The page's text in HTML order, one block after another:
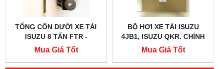
TỔNG CÔN DƯỚI XE TẢI
ISUZU 8 TẤN FTR -
1475700503
Mua Giá Tốt
BỘ HƠI XE TẢI ISUZU
4JB1, ISUZU QKR. CHÍNH
HÃNG, GIÁ TỐT
Mua Giá Tốt